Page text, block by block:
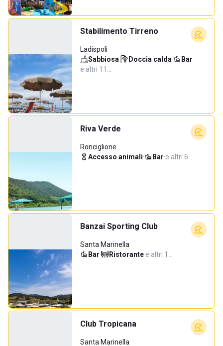
Stabilimento Tirreno
Ladispoli
Sabbiosa· Doccia calda· Bar·
e altri 11…
Riva Verde
Ronciglione
Accesso animali· Bar·e altri 6…
Banzai Sporting Club
Santa Marinella
Bar· Ristorante·e altri 1…
Club Tropicana
Santa Marinella